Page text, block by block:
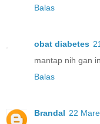
Balas
obat diabetes
mantap nih gan
Balas
Brandal 22